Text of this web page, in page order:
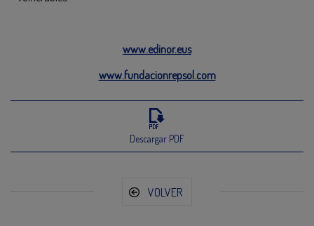
www.edinor.eus
www.fundacionrepsol.com
Descargar PDF
VOLVER